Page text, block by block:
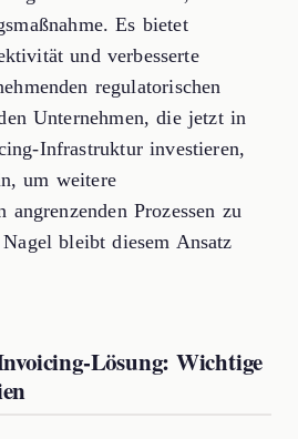
Es bietet
und verbesserte
regulatorischen
Unternehmen, die jetzt in
Infrastruktur investieren,
um weitere
Prozessen zu
bleibt diesem Ansatz
Lösung: Wichtige